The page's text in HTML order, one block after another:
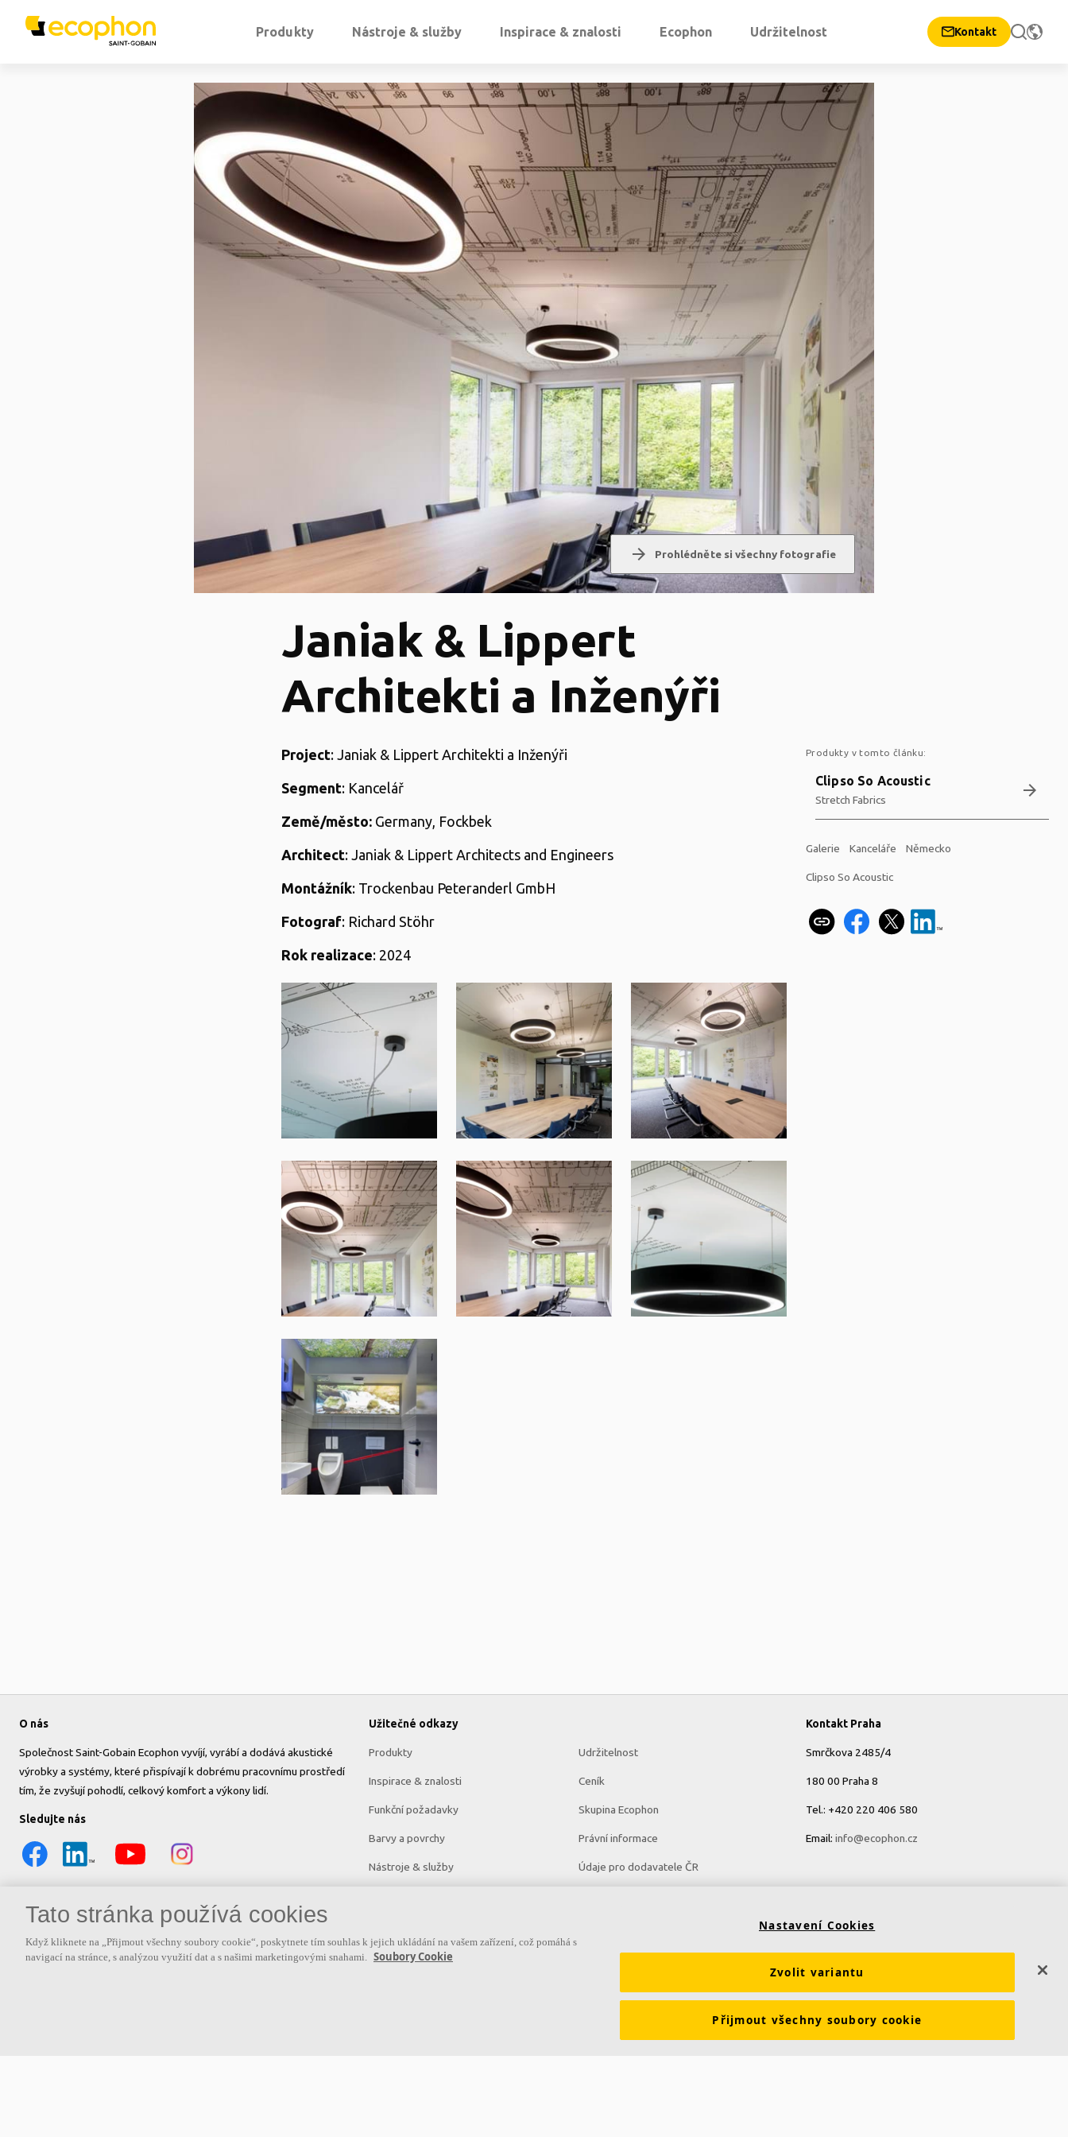
Produkty Nástroje & služby Inspirace & znalosti Ecophon Udržitelnost Kontakt
arrow_forward Prohlédněte si všechny fotografie
Janiak & Lippert
Architekti a Inženýři
Project: Janiak & Lippert Architekti a Inženýři
Segment: Kancelář
Země/město: Germany, Fockbek
Architect: Janiak & Lippert Architects and Engineers
Montážník: Trockenbau Peteranderl GmbH
Fotograf: Richard Stöhr
Rok realizace: 2024
Produkty v tomto článku:
Clipso So Acoustic
Stretch Fabrics arrow_forward
Galerie Kanceláře Německo
Clipso So Acoustic
O nás
Společnost Saint-Gobain Ecophon vyvíjí, vyrábí a dodává akustické
výrobky a systémy, které přispívají k dobrému pracovnímu prostředí
tím, že zvyšují pohodlí, celkový komfort a výkony lidí.
Sledujte nás
Užitečné odkazy
Produkty
Inspirace & znalosti
Funkční požadavky
Barvy a povrchy
Nástroje & služby
Udržitelnost
Ceník
Skupina Ecophon
Právní informace
Údaje pro dodavatele ČR
Kontakt Praha
Smrčkova 2485/4
180 00 Praha 8
Tel.: +420 220 406 580
Email: info@ecophon.cz
Stará Vajnorská 139
831 04 Bratislava
Tato stránka používá cookies
Když kliknete na „Přijmout všechny soubory cookie“, poskytnete tím souhlas k jejich ukládání na vašem zařízení, což pomáhá s
navigací na stránce, s analýzou využití dat a s našimi marketingovými snahami. Soubory Cookie
Nastavení Cookies
Zvolit variantu
Přijmout všechny soubory cookie